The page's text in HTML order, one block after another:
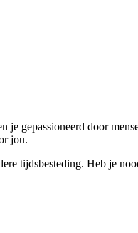
je gepassioneerd door
jou.
tijdsbesteding. Heb je